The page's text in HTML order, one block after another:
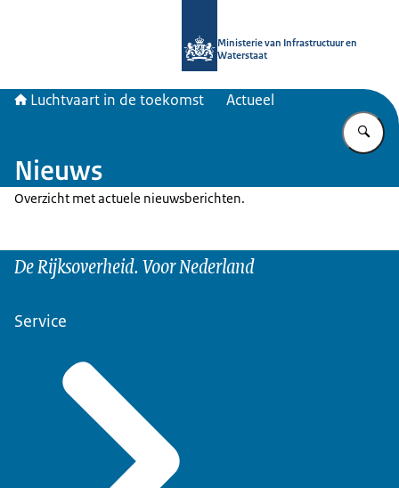
Ministerie van Infrastructuur en
Waterstaat
Luchtvaart in de toekomst Actueel
Nieuws
Overzicht met actuele nieuwsberichten.
De Rijksoverheid. Voor Nederland
Service